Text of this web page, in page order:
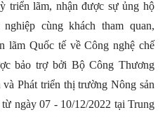
triển lãm, nhận được sự ủng hộ
cùng khách tham quan,
lãm Quốc tế về Công nghệ chế
bảo trợ bởi Bộ Công Thương
Phát triển thị trường Nông sản
ngày 07 - 10/12/2022 tại Trung